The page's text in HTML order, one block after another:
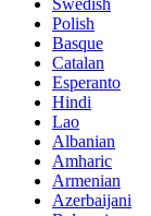
Polish
Basque
Catalan
Esperanto
Hindi
Lao
Albanian
Amharic
Armenian
Azerbaijani